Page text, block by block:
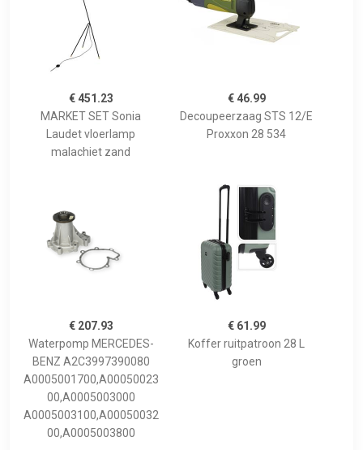
€ 451.23
MARKET SET Sonia
Laudet vloerlamp
malachiet zand
€ 46.99
Decoupeerzaag STS 12/E
Proxxon 28 534
€ 207.93
Waterpomp MERCEDES-
BENZ A2C3997390080
A0005001700,A00050023
00,A0005003000
A0005003100,A00050032
00,A0005003800
€ 61.99
Koffer ruitpatroon 28 L
groen